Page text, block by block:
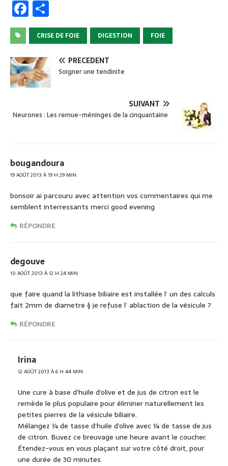
F
a
c
e
b
o
o
k
ar
ta
er
CRISE DE FOIE DIGESTION FOIE
PRÉCÉDENT
Soigner une tendinite
SUIVANT
Neurones : Les remue-méninges de la cinquantaine
bougandoura
19 AOÛT 2013 À 19 H 29 MIN
bonsoir ai parcouru avec attention vos commentaires qui me
semblent interressants merci good evening
RÉPONDRE
degouve
10 AOÛT 2013 À 12 H 24 MIN
que faire quand la lithiase biliaire est installée l’ un des calculs
fait 2mm de diametre § je refuse l’ ablaction de la vésicule ?
RÉPONDRE
Irina
12 AOÛT 2013 À 6 H 44 MIN
Une cure à base d’huile d’olive et de jus de citron est le
remède le plus populaire pour éliminer naturellement les
petites pierres de la vésicule biliaire.
Mélangez ¼ de tasse d’huile d’olive avec ¼ de tasse de jus
de citron. Buvez ce breuvage une heure avant le coucher.
Étendez-vous en vous plaçant sur votre côté droit, pour
une durée de 30 minutes.